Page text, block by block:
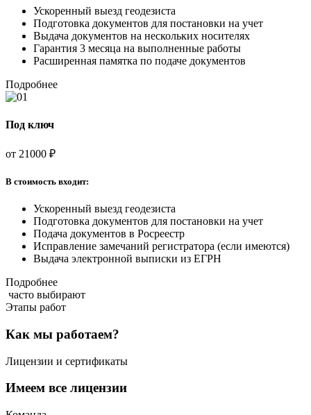
Ускоренный выезд геодезиста
Подготовка документов для постановки на учет
Выдача документов на нескольких носителях
Гарантия 3 месяца на выполненные работы
Расширенная памятка по подаче документов
Подробнее
Под ключ
от 21000 ₽
В стоимость входит:
Ускоренный выезд геодезиста
Подготовка документов для постановки на учет
Подача документов в Росреестр
Исправление замечаний регистратора (если имеются)
Выдача электронной выписки из ЕГРН
Подробнее
часто выбирают
Этапы работ
Как мы работаем?
Лицензии и сертификаты
Имеем все лицензии